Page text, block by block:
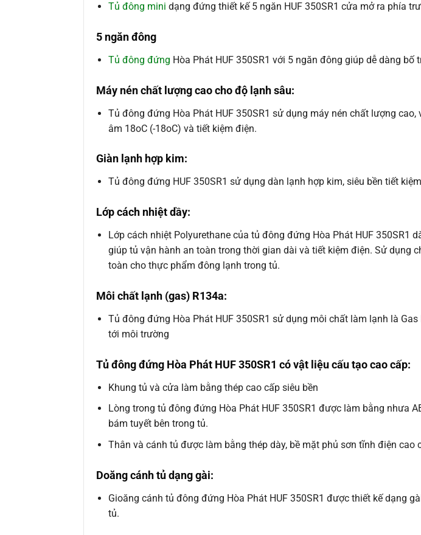
Tủ đông mini dạng đứng thiết kế 5 ngăn HUF 350SR1 cửa mở ra phía
5 ngăn đông
Tủ đông đứng Hòa Phát HUF 350SR1 với 5 ngăn đông giúp dễ dàng
Máy nén chất lượng cao cho độ lạnh sâu:
Tủ đông đứng Hòa Phát HUF 350SR1 sử dụng máy nén chất lượng
âm 18oC (-18oC) và tiết kiệm điện.
Giàn lạnh hợp kim:
Tủ đông đứng HUF 350SR1 sử dụng dàn lạnh hợp kim, siêu bền tiết
Lớp cách nhiệt dầy:
Lớp cách nhiệt Polyurethane của tủ đông đứng Hòa Phát HUF
giúp tủ vận hành an toàn trong thời gian dài và tiết kiệm điện. Sử dụng
toàn cho thực phẩm đông lạnh trong tủ.
Môi chất lạnh (gas) R134a:
Tủ đông đứng Hòa Phát HUF 350SR1 sử dụng môi chất làm lạnh là
tới môi trường
Tủ đông đứng Hòa Phát HUF 350SR1 có vật liệu cấu tạo cao cấp:
Khung tủ và cửa làm bằng thép cao cấp siêu bền
Lòng trong tủ đông đứng Hòa Phát HUF 350SR1 được làm bằng nhưa
bám tuyết bên trong tủ.
Thân và cánh tủ được làm bằng thép dày, bề mặt phủ sơn tĩnh điện
Doăng cánh tủ dạng gài:
Gioăng cánh tủ đông đứng Hòa Phát HUF 350SR1 được thiết kế dạng
tủ.